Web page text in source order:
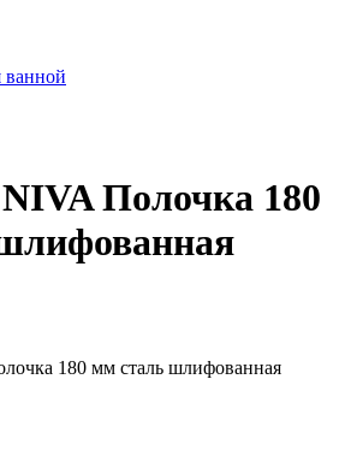
ванной
NIVA Полочка 180